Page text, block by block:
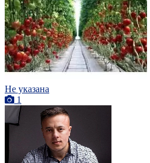
Не указана
1